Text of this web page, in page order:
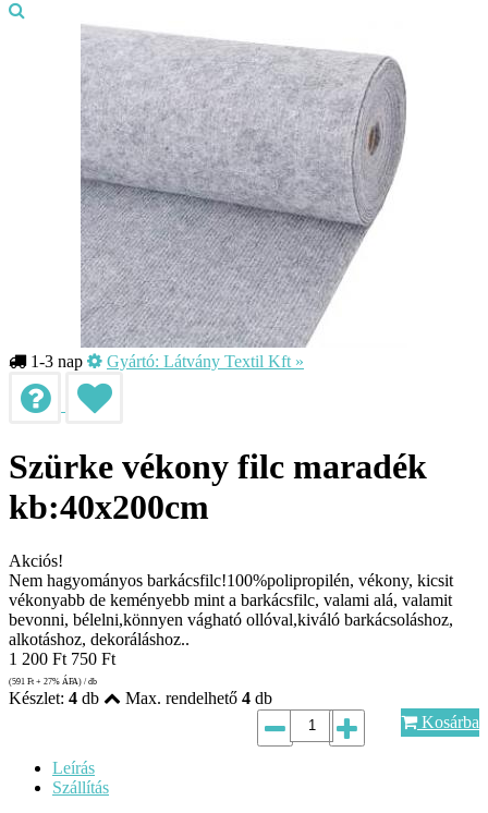
1-3 nap Gyártó: Látvány Textil Kft »
Szürke vékony filc maradék
kb:40x200cm
Akciós!
Nem hagyományos barkácsfilc!100%polipropilén, vékony, kicsit
vékonyabb de keményebb mint a barkácsfilc, valami alá, valamit
bevonni, bélelni,könnyen vágható ollóval,kiváló barkácsoláshoz,
alkotáshoz, dekoráláshoz..
1 200 Ft 750 Ft
(591 Ft + 27% ÁFA) / db
Készlet: 4 db Max. rendelhető 4 db
Kosárba
Leírás
Szállítás